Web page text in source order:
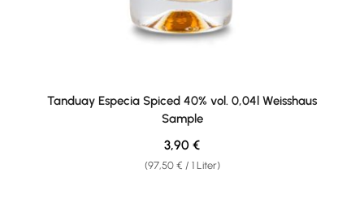
Tanduay Especia Spiced 40% vol. 0,04l Weisshaus
Sample
(97,50 € / 1 Liter)
Regulärer Preis:
3,90 €